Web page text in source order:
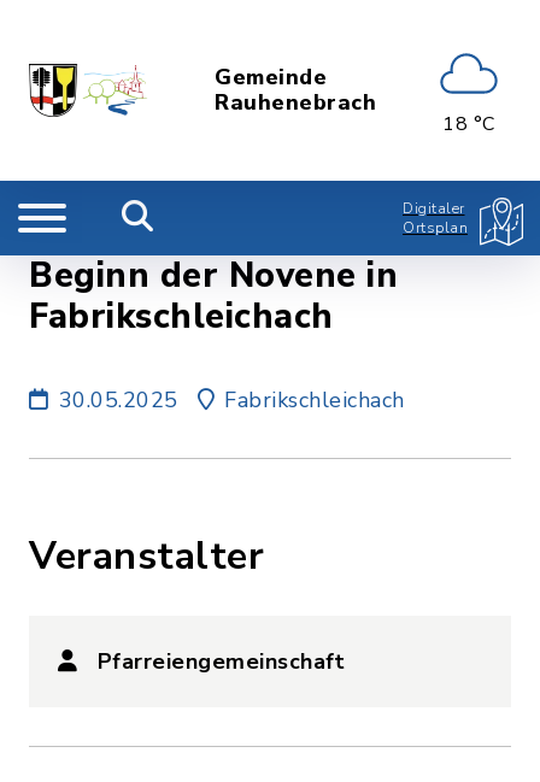
Gemeinde
Rauhenebrach
18 °C
Digitaler
Ortsplan
Beginn der Novene in
Fabrikschleichach
30.05.2025 Fabrikschleichach
Veranstalter
Pfarreiengemeinschaft